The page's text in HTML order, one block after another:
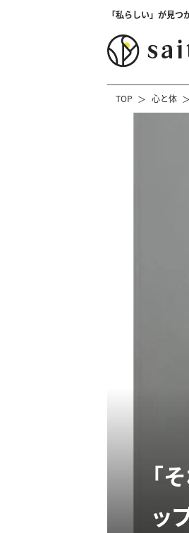
「私らしい」が見
TOP 心と体
「
ッ